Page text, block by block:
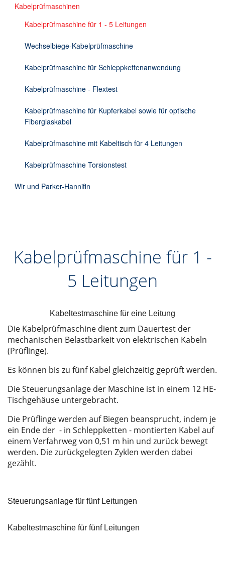
Kabelprüfmaschinen
Kabelprüfmaschine für 1 - 5 Leitungen
Wechselbiege-Kabelprüfmaschine
Kabelprüfmaschine für Schleppkettenanwendung
Kabelprüfmaschine - Flextest
Kabelprüfmaschine für Kupferkabel sowie für optische
Fiberglaskabel
Kabelprüfmaschine mit Kabeltisch für 4 Leitungen
Kabelprüfmaschine Torsionstest
Wir und Parker-Hannifin
Kabelprüfmaschine für 1 -
5 Leitungen
Kabeltestmaschine für eine Leitung
Die Kabelprüfmaschine dient zum Dauertest der
mechanischen Belastbarkeit von elektrischen Kabeln
(Prüflinge).
Es können bis zu fünf Kabel gleichzeitig geprüft werden.
Die Steuerungsanlage der Maschine ist in einem 12 HE-
Tischgehäuse untergebracht.
Die Prüflinge werden auf Biegen beansprucht, indem je
ein Ende der - in Schleppketten - montierten Kabel auf
einem Verfahrweg von 0,51 m hin und zurück bewegt
werden. Die zurückgelegten Zyklen werden dabei
gezählt.
Steuerungsanlage für fünf Leitungen
Kabeltestmaschine für fünf Leitungen